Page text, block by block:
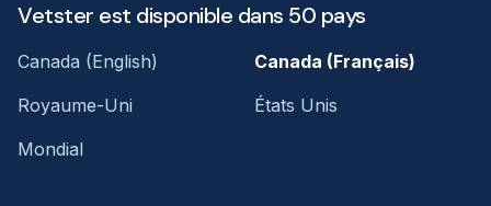
Vetster est disponible dans 50 pays
Canada (English)
Canada (Français)
Royaume-Uni
États Unis
Mondial